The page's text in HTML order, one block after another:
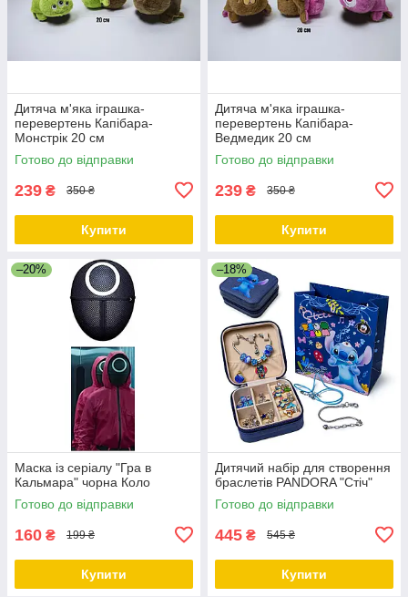
Дитяча м'яка іграшка-
перевертень Капібара-
Монстрік 20 см
Готово до відправки
239 ₴ 350 ₴
Купити
Дитяча м'яка іграшка-
перевертень Капібара-
Ведмедик 20 см
Готово до відправки
239 ₴ 350 ₴
Купити
–20%
Маска із серіалу "Гра в
Кальмара" чорна Коло
Готово до відправки
160 ₴ 199 ₴
Купити
–18%
Дитячий набір для створення
браслетів PANDORA "Стіч"
Готово до відправки
445 ₴ 545 ₴
Купити